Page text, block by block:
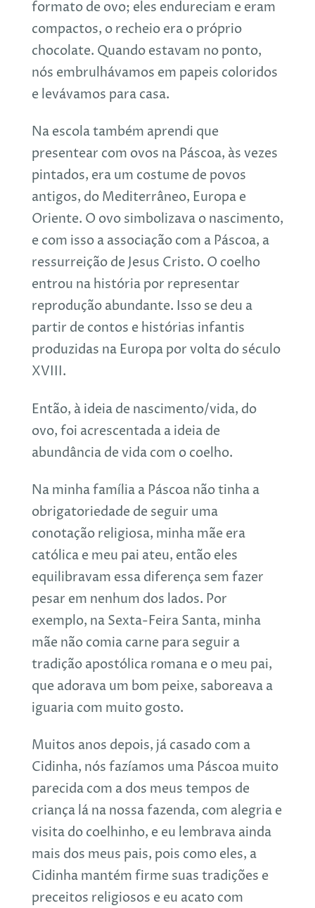
formato de ovo; eles endureciam e eram
compactos, o recheio era o próprio
chocolate. Quando estavam no ponto,
nós embrulhávamos em papeis coloridos
e levávamos para casa.
Na escola também aprendi que
presentear com ovos na Páscoa, às vezes
pintados, era um costume de povos
antigos, do Mediterrâneo, Europa e
Oriente. O ovo simbolizava o nascimento,
e com isso a associação com a Páscoa, a
ressurreição de Jesus Cristo. O coelho
entrou na história por representar
reprodução abundante. Isso se deu a
partir de contos e histórias infantis
produzidas na Europa por volta do século
XVIII.
Então, à ideia de nascimento/vida, do
ovo, foi acrescentada a ideia de
abundância de vida com o coelho.
Na minha família a Páscoa não tinha a
obrigatoriedade de seguir uma
conotação religiosa, minha mãe era
católica e meu pai ateu, então eles
equilibravam essa diferença sem fazer
pesar em nenhum dos lados. Por
exemplo, na Sexta-Feira Santa, minha
mãe não comia carne para seguir a
tradição apostólica romana e o meu pai,
que adorava um bom peixe, saboreava a
iguaria com muito gosto.
Muitos anos depois, já casado com a
Cidinha, nós fazíamos uma Páscoa muito
parecida com a dos meus tempos de
criança lá na nossa fazenda, com alegria e
visita do coelhinho, e eu lembrava ainda
mais dos meus pais, pois como eles, a
Cidinha mantém firme suas tradições e
preceitos religiosos e eu acato com